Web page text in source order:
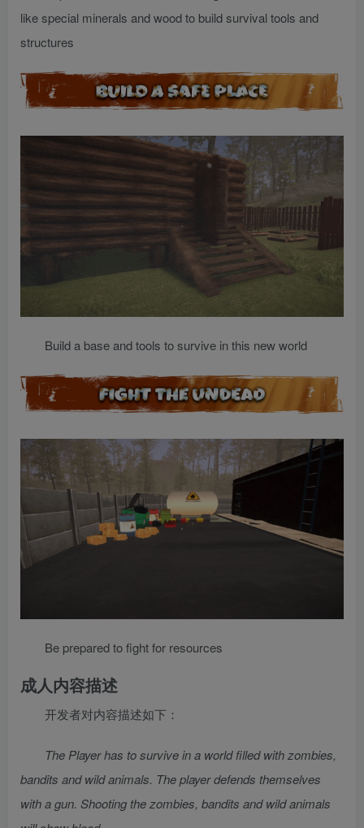
like special minerals and wood to build survival tools and
structures
Build a base and tools to survive in this new world
Be prepared to fight for resources
成人内容描述
开发者对内容描述如下：
The Player has to survive in a world filled with zombies,
bandits and wild animals. The player defends themselves
with a gun. Shooting the zombies, bandits and wild animals